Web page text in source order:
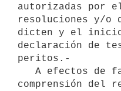
autorizadas por
resoluciones y/o
dicten y el inicio
declaración de
peritos.-
comprensión del